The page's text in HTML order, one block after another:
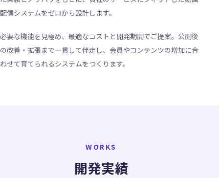
配信システムをゼロから設計します。
必要な機能を見極め、最適なコストと開発期間でご提案。公開後
の改善・拡張まで一貫して伴走し、会員やコンテンツの増加に合
わせて育てられるシステムをつくります。
WORKS
開発実績